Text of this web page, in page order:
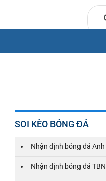
SOI KÈO BÓNG ĐÁ
Nhận định bóng đá Anh
Nhận định bóng đá TBN